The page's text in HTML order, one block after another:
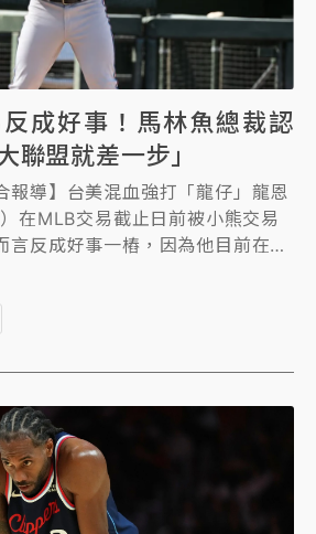
成好事！馬林魚總裁認
聯盟就差一步」
報導】台美混血強打「龍仔」龍恩
在MLB交易截止日前被小熊交易
言反成好事一樁，因為他目前在
機會在馬林魚獲得升上大聯盟的
證龍恩距離大聯盟「僅差一步」！